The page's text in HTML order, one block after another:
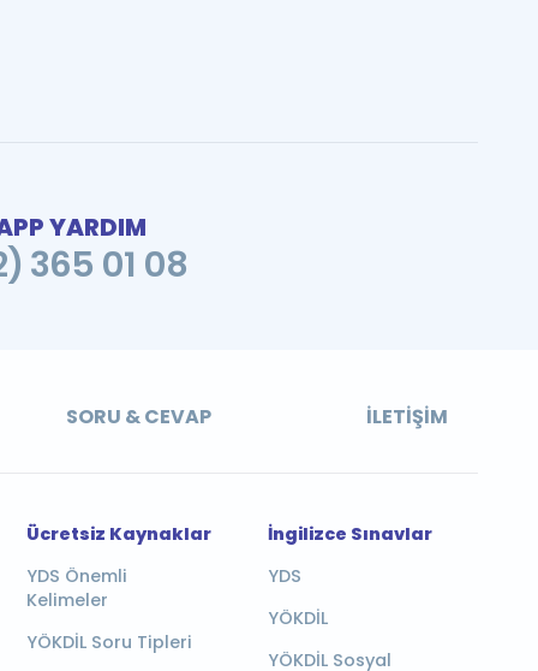
YARDIM
365 01 08
SORU & CEVAP İLETIŞIM
Ücretsiz Kaynaklar
YDS Önemli
Kelimeler
YÖKDİL Soru Tipleri
İngilizce Sınavlar
YDS
YÖKDİL
YÖKDİL Sosyal